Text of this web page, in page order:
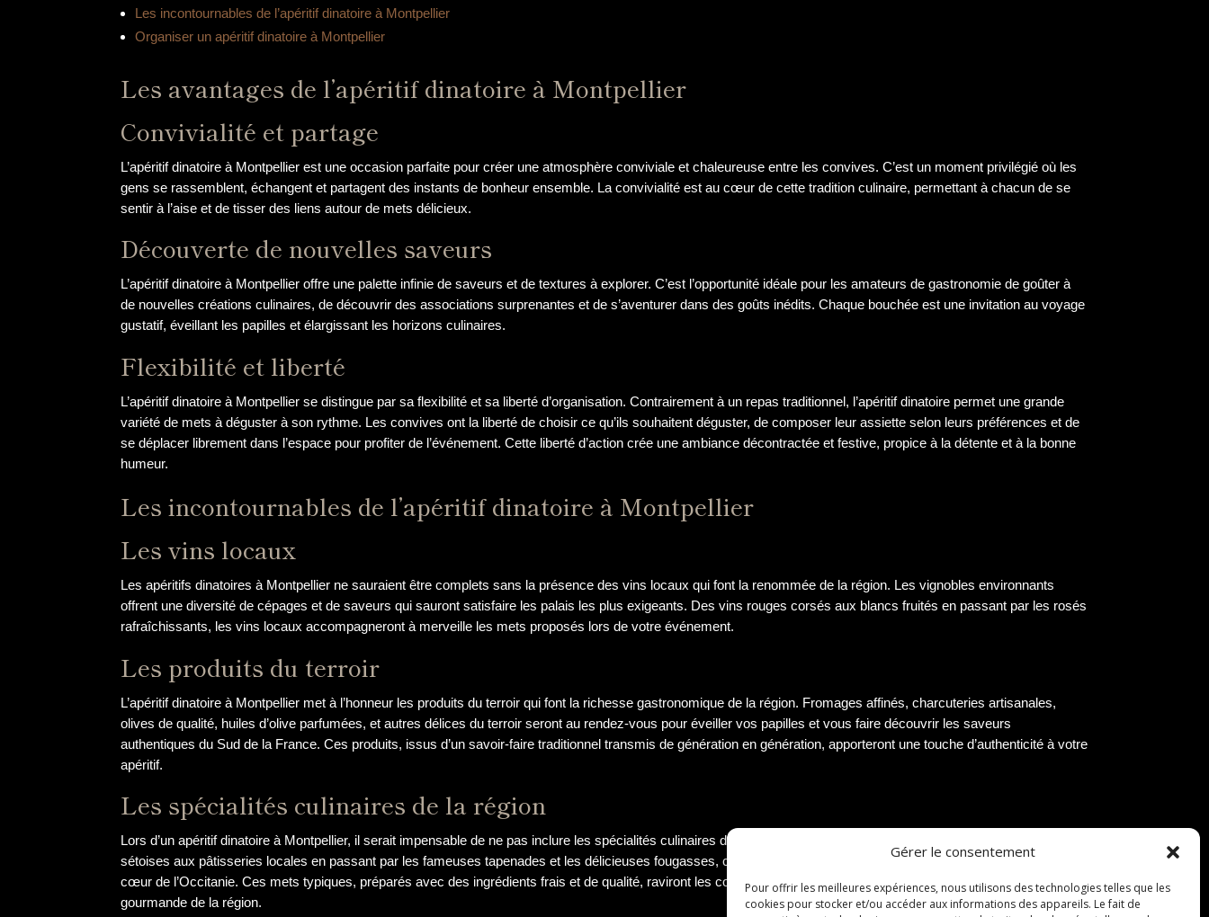
Gérer le consentement
Pour offrir les meilleures expériences, nous utilisons des technologies telles que les
cookies pour stocker et/ou accéder aux informations des appareils. Le fait de
Les incontournables de l’apéritif dinatoire à Montpellier
Organiser un apéritif dinatoire à Montpellier
Les avantages de l’apéritif dinatoire à Montpellier
Convivialité et partage
L’apéritif dinatoire à Montpellier est une occasion parfaite pour créer une atmosphère conviviale et chaleureuse entre les convives. C’est un moment privilégié où les
gens se rassemblent, échangent et partagent des instants de bonheur ensemble. La convivialité est au cœur de cette tradition culinaire, permettant à chacun de se
sentir à l’aise et de tisser des liens autour de mets délicieux.
Découverte de nouvelles saveurs
L’apéritif dinatoire à Montpellier offre une palette infinie de saveurs et de textures à explorer. C’est l’opportunité idéale pour les amateurs de gastronomie de goûter à
de nouvelles créations culinaires, de découvrir des associations surprenantes et de s’aventurer dans des goûts inédits. Chaque bouchée est une invitation au voyage
gustatif, éveillant les papilles et élargissant les horizons culinaires.
Flexibilité et liberté
L’apéritif dinatoire à Montpellier se distingue par sa flexibilité et sa liberté d’organisation. Contrairement à un repas traditionnel, l’apéritif dinatoire permet une grande
variété de mets à déguster à son rythme. Les convives ont la liberté de choisir ce qu’ils souhaitent déguster, de composer leur assiette selon leurs préférences et de
se déplacer librement dans l’espace pour profiter de l’événement. Cette liberté d’action crée une ambiance décontractée et festive, propice à la détente et à la bonne
humeur.
Les incontournables de l’apéritif dinatoire à Montpellier
Les vins locaux
Les apéritifs dinatoires à Montpellier ne sauraient être complets sans la présence des vins locaux qui font la renommée de la région. Les vignobles environnants
offrent une diversité de cépages et de saveurs qui sauront satisfaire les palais les plus exigeants. Des vins rouges corsés aux blancs fruités en passant par les rosés
rafraîchissants, les vins locaux accompagneront à merveille les mets proposés lors de votre événement.
Les produits du terroir
L’apéritif dinatoire à Montpellier met à l’honneur les produits du terroir qui font la richesse gastronomique de la région. Fromages affinés, charcuteries artisanales,
olives de qualité, huiles d’olive parfumées, et autres délices du terroir seront au rendez-vous pour éveiller vos papilles et vous faire découvrir les saveurs
authentiques du Sud de la France. Ces produits, issus d’un savoir-faire traditionnel transmis de génération en génération, apporteront une touche d’authenticité à votre
apéritif.
Les spécialités culinaires de la région
Lors d’un apéritif dinatoire à Montpellier, il serait impensable de ne pas inclure les spécialités culinaires de la région qui font sa réputation gastronomique. Des tielles
sétoises aux pâtisseries locales en passant par les fameuses tapenades et les délicieuses fougasses, chaque bouchée sera une invitation au voyage culinaire au
cœur de l’Occitanie. Ces mets typiques, préparés avec des ingrédients frais et de qualité, raviront les convives et les plongeront dans l’ambiance chaleureuse et
gourmande de la région.